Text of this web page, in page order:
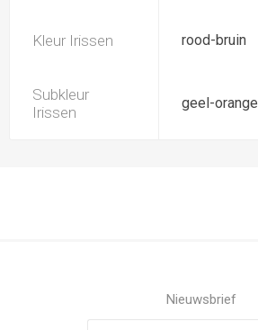
Kleur Irissen rood-bruin
Subkleur
Irissen
geel-orange
Nieuwsbrief